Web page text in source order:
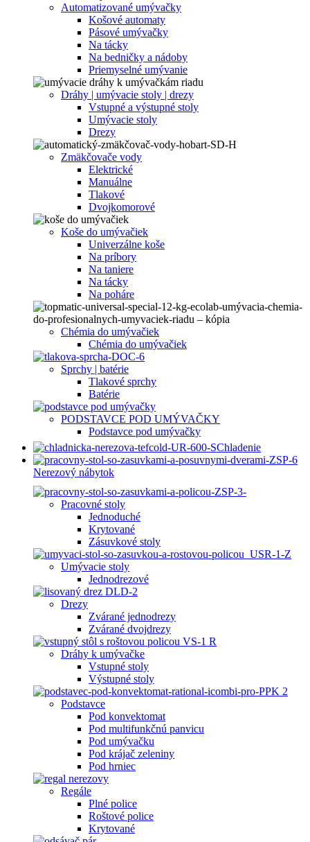
Automatizované umývačky
Košové automaty
Pásové umývačky
Na tácky
Na bedničky a nádoby
Priemyselné umývanie
Dráhy | umývacie stoly | drezy
Vstupné a výstupné stoly
Umývacie stoly
Drezy
Zmäkčovače vody
Elektrické
Manuálne
Tlakové
Dvojkomorové
Koše do umývačiek
Univerzálne koše
Na príbory
Na taniere
Na tácky
Na poháre
Chémia do umývačiek
Chémia do umývačiek
Sprchy | batérie
Tlakové sprchy
Batérie
PODSTAVCE POD UMÝVAČKY
Podstavce pod umývačky
Chladenie
Nerezový nábytok
Pracovné stoly
Jednoduché
Krytované
Zásuvkové stoly
Umývacie stoly
Jednodrezové
Drezy
Zvárané jednodrezy
Zvárané dvojdrezy
Dráhy k umývačke
Vstupné stoly
Výstupné stoly
Podstavce
Pod konvektomat
Pod multifunkčnú panvicu
Pod umývačku
Pod krájač zeleniny
Pod hrniec
Regále
Plné police
Roštové police
Krytované